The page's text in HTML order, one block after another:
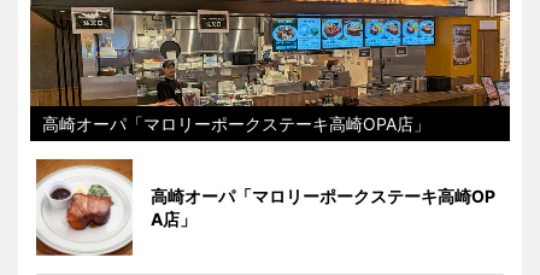
高崎オーパ「マロリーポークステーキ高崎OPA店」
高崎オーパ「マロリーポークステーキ高崎OP
A店」